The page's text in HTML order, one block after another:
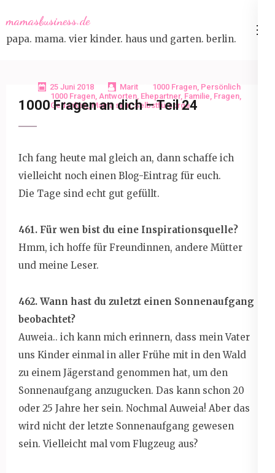
to
content
mamasbusiness.de
papa. mama. vier kinder. haus und garten. berlin.
25 Juni 2018 Marit 1000 Fragen, Persönlich
1000 Fragen, Antworten, Ehepartner, Familie, Fragen,
Gedanken,Mama sein,Selbstfürsorge
1000 Fragen an dich – Teil 24
Ich fang heute mal gleich an, dann schaffe ich
vielleicht noch einen Blog-Eintrag für euch.
Die Tage sind echt gut gefüllt.
461. Für wen bist du eine Inspirationsquelle?
Hmm, ich hoffe für Freundinnen, andere Mütter
und meine Leser.
462. Wann hast du zuletzt einen Sonnenaufgang
beobachtet?
Auweia.. ich kann mich erinnern, dass mein Vater
uns Kinder einmal in aller Frühe mit in den Wald
zu einem Jägerstand genommen hat, um den
Sonnenaufgang anzugucken. Das kann schon 20
oder 25 Jahre her sein. Nochmal Auweia! Aber das
wird nicht der letzte Sonnenaufgang gewesen
sein. Vielleicht mal vom Flugzeug aus?